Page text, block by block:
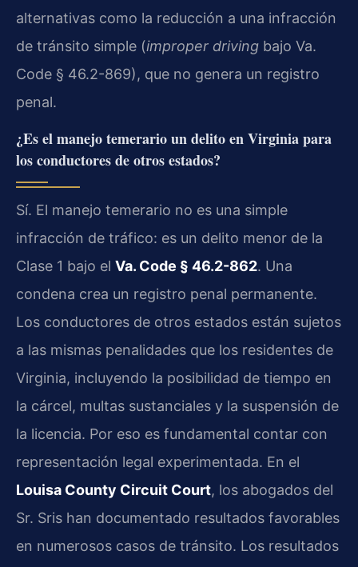
alternativas como la reducción a una infracción
de tránsito simple (improper driving bajo Va.
Code § 46.2-869), que no genera un registro
penal.
¿Es el manejo temerario un delito en Virginia para
los conductores de otros estados?
Sí. El manejo temerario no es una simple
infracción de tráfico: es un delito menor de la
Clase 1 bajo el Va. Code § 46.2-862. Una
condena crea un registro penal permanente.
Los conductores de otros estados están sujetos
a las mismas penalidades que los residentes de
Virginia, incluyendo la posibilidad de tiempo en
la cárcel, multas sustanciales y la suspensión de
la licencia. Por eso es fundamental contar con
representación legal experimentada. En el
Louisa County Circuit Court, los abogados del
Sr. Sris han documentado resultados favorables
en numerosos casos de tránsito. Los resultados